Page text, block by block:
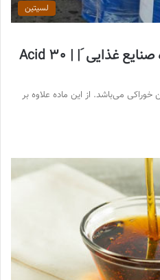
لسیتین
قیمت فروش لسیتین ویژه صنایع غذایی َAcid 30 | |
می‌باشد. از این ماده علاوه بر